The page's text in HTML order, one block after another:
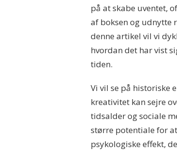
på at skabe uventet,
af boksen og udnytte
denne artikel vil vi
hvordan det har vist
tiden.
Vi vil se på historiske
kreativitet kan sejre
tidsalder og sociale
større potentiale for
psykologiske effekt,